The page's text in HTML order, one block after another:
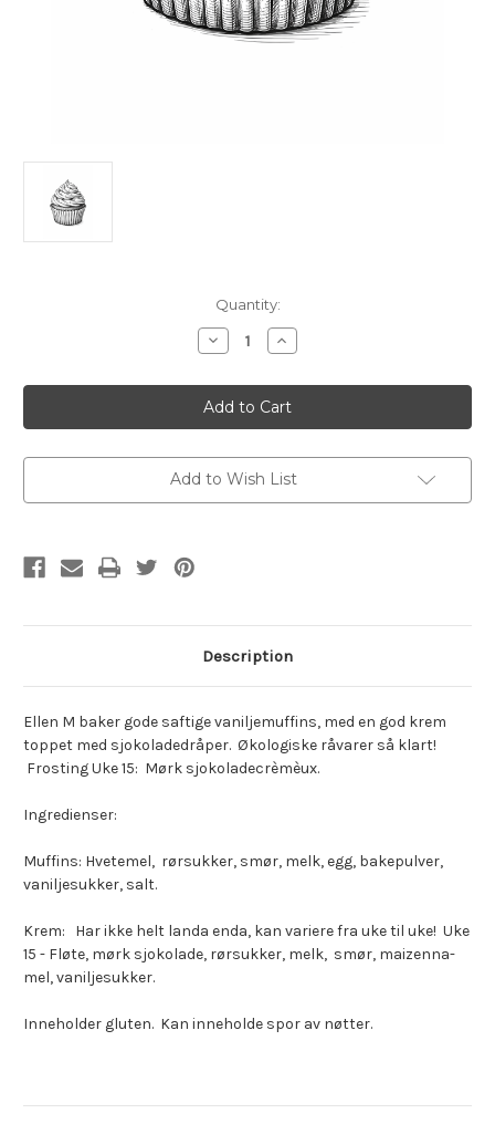
Quantity:
Decrease
Quantity
BB
-
Ellen
M`s
vaniljemuffins
Increase
Quantity
BB
-
Ellen
M`s
vaniljemuffins
Add to Wish List
Description
Ellen M baker gode saftige vaniljemuffins, med en god krem
toppet med sjokoladedråper. Økologiske råvarer så klart!
Frosting Uke 15: Mørk sjokoladecrèmèux.
Ingredienser:
Muffins: Hvetemel, rørsukker, smør, melk, egg, bakepulver,
vaniljesukker, salt.
Krem: Har ikke helt landa enda, kan variere fra uke til uke! Uke
15 - Fløte, mørk sjokolade, rørsukker, melk, smør, maizenna-
mel, vaniljesukker.
Inneholder gluten. Kan inneholde spor av nøtter.